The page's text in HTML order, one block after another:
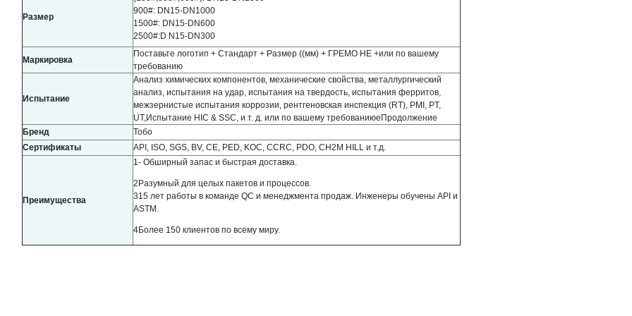
Размер
900#: DN15-DN1000
1500#: DN15-DN600
2500#:D N15-DN300
Маркировка
Поставьте логотип + Стандарт + Размер ((мм) + ГРЕМО НЕ +или по вашему
требованию
Испытание
Анализ химических компонентов, механические свойства, металлургический
анализ, испытания на удар, испытания на твердость, испытания ферритов,
межзернистые испытания коррозии, рентгеновская инспекция (RT), PMI, PT,
UT,Испытание HIC & SSC, и т. д. или по вашему требованиюe Продолжение
Бренд
Тобо
Сертификаты
API, ISO, SGS, BV, CE, PED, KOC, CCRC, PDO, CH2M HILL и т.д.
Преимущества
1- Обширный запас и быстрая доставка.
2Разумный для целых пакетов и процессов.
315 лет работы в команде QC и менеджмента продаж. Инженеры обучены API и
ASTM.
4Более 150 клиентов по всему миру.